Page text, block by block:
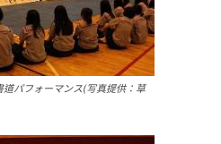
パフォーマンス(写真提供：草